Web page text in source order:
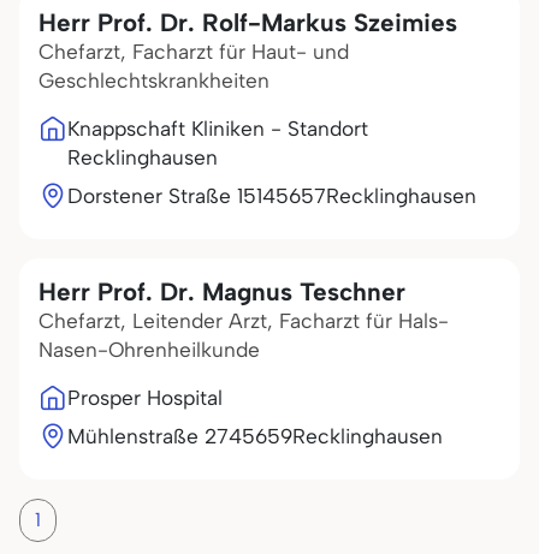
Herr Prof. Dr. Rolf-Markus Szeimies
Chefarzt, Facharzt für Haut- und
Geschlechtskrankheiten
Knappschaft Kliniken - Standort
Recklinghausen
Dorstener Straße 15145657Recklinghausen
Herr Prof. Dr. Magnus Teschner
Chefarzt, Leitender Arzt, Facharzt für Hals-
Nasen-Ohrenheilkunde
Prosper Hospital
Mühlenstraße 2745659Recklinghausen
1